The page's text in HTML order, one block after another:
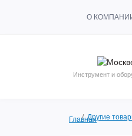
О
Инструмент и
ГлавнаяДругие